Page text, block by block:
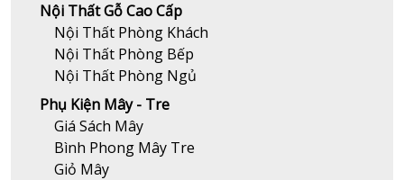
Nội Thất Gỗ Cao Cấp
Nội Thất Phòng Khách
Nội Thất Phòng Bếp
Nội Thất Phòng Ngủ
Phụ Kiện Mây - Tre
Giá Sách Mây
Bình Phong Mây Tre
Giỏ Mây